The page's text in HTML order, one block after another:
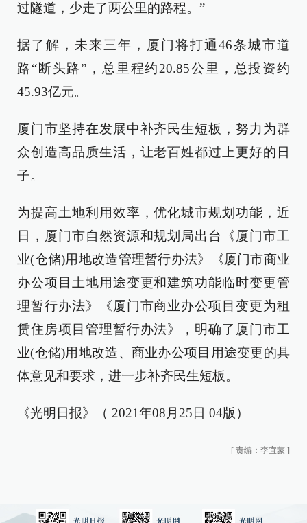
过隧道，少走了两公里的路程。”
据了解，未来三年，厦门将打通46条城市道
路“断头路”，总里程约20.85公里，总投资约
45.93亿元。
厦门市坚持在发展中补齐民生短板，努力为群
众创造高品质生活，让老百姓都过上更好的日
子。
为提高土地利用效率，优化城市规划功能，近
日，厦门市自然资源和规划局出台《厦门市工
业(仓储)用地改造管理暂行办法》《厦门市商业
办公项目土地用途变更和建筑功能临时变更管
理暂行办法》《厦门市商业办公项目变更为租
赁住房项目管理暂行办法》，明确了厦门市工
业(仓储)用地改造、商业办公项目用途变更的具
体意见和要求，进一步补齐民生短板。
《光明日报》（ 2021年08月25日 04版）
[ 责编：李宜蒙 ]